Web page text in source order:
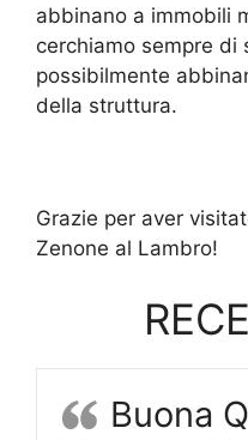
abbinano a immobili
cerchiamo sempre di
possibilmente
della struttura.
Grazie per aver
Zenone al Lambro!
Buona